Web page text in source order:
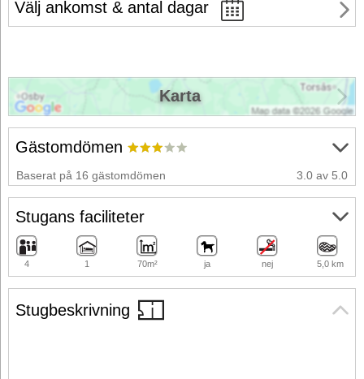
Välj ankomst & antal dagar
Stugbeskrivning
Gästomdömen
Baserat på 16 gästomdömen 3.0 av 5.0
Stugans faciliteter
4 1 70m² ja nej 5,0 km
Karta